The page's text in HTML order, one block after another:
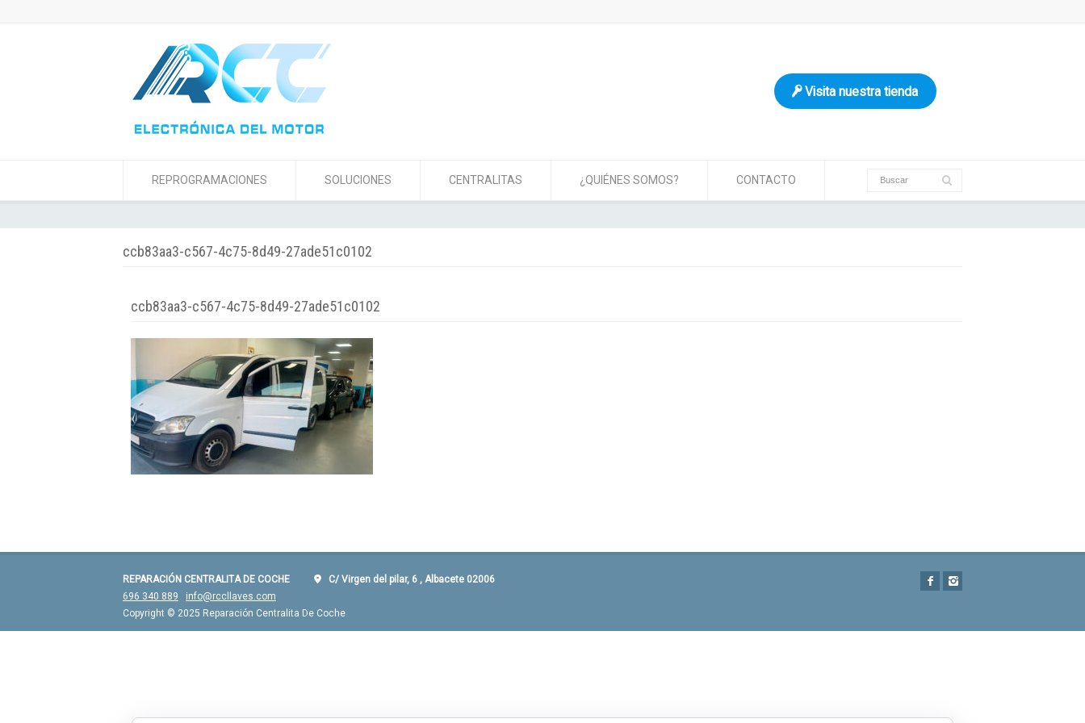
Visita nuestra tienda
REPROGRAMACIONES SOLUCIONES CENTRALITAS ¿QUIÉNES SOMOS? CONTACTO
ccb83aa3-c567-4c75-8d49-27ade51c0102
ccb83aa3-c567-4c75-8d49-27ade51c0102
REPARACIÓN CENTRALITA DE COCHE
C/ Virgen del pilar, 6 , Albacete 02006
696 340 889
info@rccllaves.com
Copyright © 2025 Reparación Centralita De Coche